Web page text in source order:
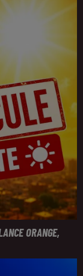
ORANGE,